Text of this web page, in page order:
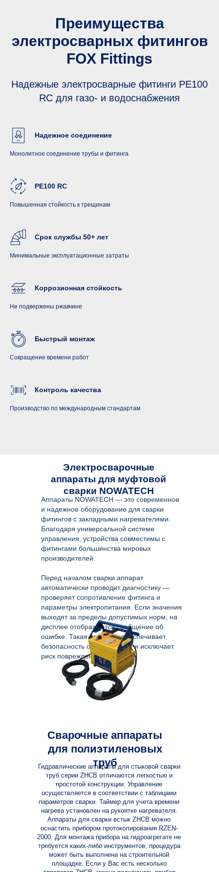
Преимущества
электросварных фитингов
FOX Fittings
Надежные электросварные фитинги PE100
RC для газо- и водоснабжения
Надежное соединение
Монолитное соединение трубы и фитинга
PE100 RC
Повышенная стойкость к трещинам
Срок службы 50+ лет
Минимальные эксплуатационные затраты
Коррозионная стойкость
Не подвержены ржавчине
Быстрый монтаж
Сокращение времени работ
Контроль качества
Производство по международным стандартам
Электросварочные
аппараты для муфтовой
сварки NOWATECH
Аппараты NOWATECH — это современное
и надежное оборудование для сварки
фитингов с закладными нагревателями.
Благодаря универсальной системе
управления, устройства совместимы с
фитингами большинства мировых
производителей.
Перед началом сварки аппарат
автоматически проводит диагностику —
проверяет сопротивление фитинга и
параметры электропитания. Если значения
выходят за пределы допустимых норм, на
дисплее отображается сообщение об
ошибке. Такая проверка обеспечивает
безопасность оборудования и исключает
риск повреждения фитинга.
Сварочные аппараты
для полиэтиленовых
труб
Гидравлические аппараты для стыковой сварки
труб серии ZHCB отличаются легкостью и
простотой конструкции. Управление
осуществляется в соответствии с таблицами
параметров сварки. Таймер для учета времени
нагрева установлен на рукоятке нагревателя.
Аппараты для сварки встык ZHCB можно
оснастить прибором протоколирования RZEN-
2000. Для монтажа прибора на гидроагрегате не
требуется каких-либо инструментов, процедура
может быть выполнена на строительной
площадке. Если у Вас есть несколько